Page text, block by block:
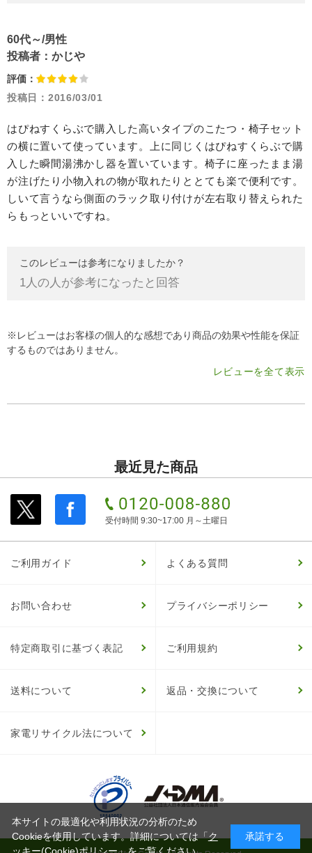
60代～/男性
投稿者： かじや
評価：
投稿日： 2016/03/01
はぴねすくらぶで購入した高いタイプのこたつ・椅子セット
の横に置いて使っています。上に同じくはぴねすくらぶで購
入した瞬間湯沸かし器を置いています。椅子に座ったまま湯
が注げたり小物入れの物が取れたりととても楽で便利です。
しいて言うなら側面のラック取り付けが左右取り替えられた
らもっといいですね。
このレビューは参考になりましたか？
1 人の人が参考になったと回答
※レビューはお客様の個人的な感想であり商品の効果や性能を保証
するものではありません。
レビューを全て表示
最近見た商品
受付時間 9:30~17:00 月～土曜日
ご利用ガイド よくある質問
お問い合わせ プライバシーポリシー
特定商取引に基づく表記 ご利用規約
送料について 返品・交換について
家電リサイクル法について
本サイトの最適化や利用状況の分析のため
Cookieを使用しています。詳細については「ク
承諾する